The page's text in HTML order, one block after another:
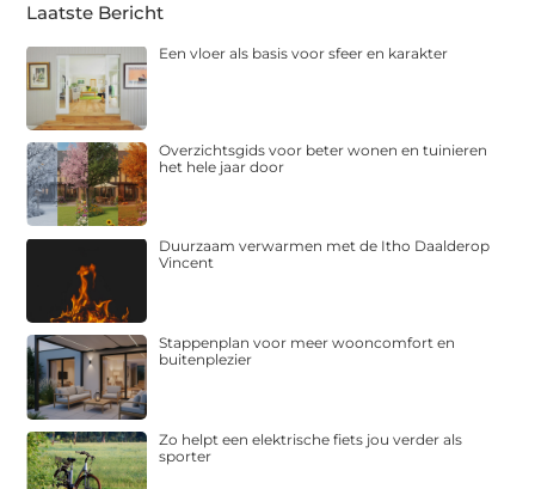
Laatste Bericht
Een vloer als basis voor sfeer en karakter
Overzichtsgids voor beter wonen en tuinieren
het hele jaar door
Duurzaam verwarmen met de Itho Daalderop
Vincent
Stappenplan voor meer wooncomfort en
buitenplezier
Zo helpt een elektrische fiets jou verder als
sporter